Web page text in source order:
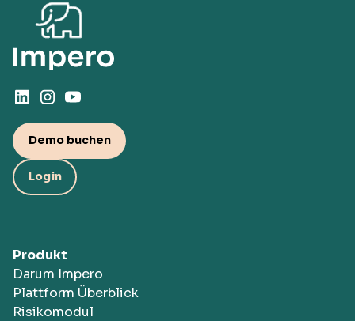
Demo buchen
Login
Produkt
Darum Impero
Plattform Überblick
Risikomodul